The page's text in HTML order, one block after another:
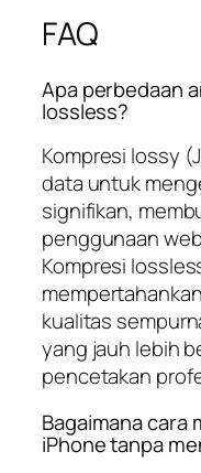
FAQ
Apa perbedaan
lossless?
Kompresi lossy
data untuk
signifikan,
penggunaan
Kompresi
kualitas
yang jauh lebih
pencetakan
Bagaimana cara
iPhone tanpa